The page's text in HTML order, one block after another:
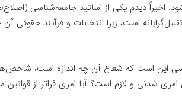
دیدم یکی از اساتید جامعه‌شناسی
است، زیرا انتخابات و فرآیند حقوقی
این است که شعاع آن چه اندازه است،
شدنی و لازم است؟ آیا امری فراتر از